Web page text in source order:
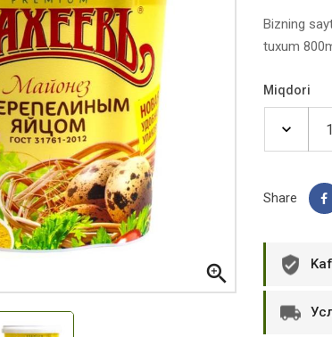
Ольга Кузяева
Лежу в больнице, сделала заказ, все

Bizning
tuxum
Miqdori
Share